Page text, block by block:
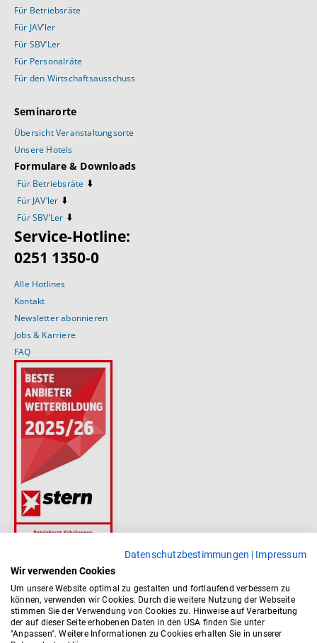
Datenschutzbestimmungen | Impressum
Wir verwenden Cookies
Um unsere Website optimal zu gestalten und fortlaufend verbessern zu
können, verwenden wir Cookies. Durch die weitere Nutzung der Webseite
stimmen Sie der Verwendung von Cookies zu. Hinweise auf Verarbeitung
der auf dieser Seite erhobenen Daten in den USA finden Sie unter
"Anpassen". Weitere Informationen zu Cookies erhalten Sie in unserer
Für Betriebsräte
Für JAV’ler
Für SBV’Ler
Für Personalräte
Für den Wirtschaftsausschuss
Seminarorte
Übersicht Veranstaltungsorte
Unsere Hotels
Formulare & Downloads
Für Betriebsräte ⬇️
Für JAV’ler ⬇️
Für SBV’Ler ⬇️
Service-Hotline:
0251 1350-0
Alle Hotlines
Kontakt
Newsletter abonnieren
Jobs & Karriere
FAQ